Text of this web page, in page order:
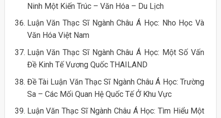
Ninh Một Kiến Trúc – Văn Hóa – Du Lịch
Luận Văn Thạc Sĩ Ngành Châu Á Học: Nho Học Và
Văn Hóa Việt Nam
Luận Văn Thạc Sĩ Ngành Châu Á Học: Một Số Vấn
Đề Kinh Tế Vương Quốc THAILAND
Đề Tài Luận Văn Thạc Sĩ Ngành Châu Á Học: Trường
Sa – Các Mối Quan Hệ Quốc Tế Ở Khu Vực
Luận Văn Thạc Sĩ Ngành Châu Á Học: Tìm Hiểu Một